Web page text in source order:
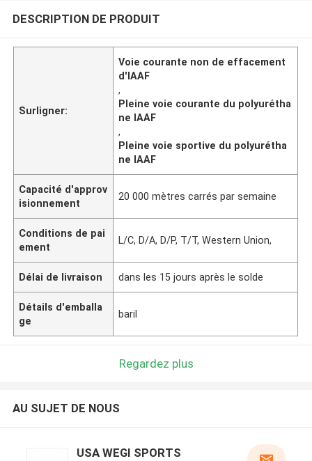
DESCRIPTION DE PRODUIT
Surligner:
Voie courante non de effacement
d'IAAF
,
Pleine voie courante du polyurétha
ne IAAF
,
Pleine voie sportive du polyurétha
ne IAAF
Capacité d'approv
isionnement
20 000 mètres carrés par semaine
Conditions de pai
ement
L/C, D/A, D/P, T/T, Western Union,
Délai de livraison dans les 15 jours après le solde
Détails d'emballa
ge
baril
Regardez plus
AU SUJET DE NOUS
USA WEGI SPORTS